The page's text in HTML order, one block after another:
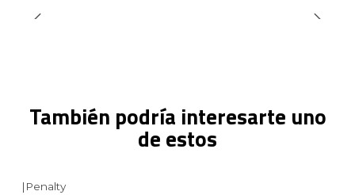
También podría interesarte uno
de estos
| Penalty